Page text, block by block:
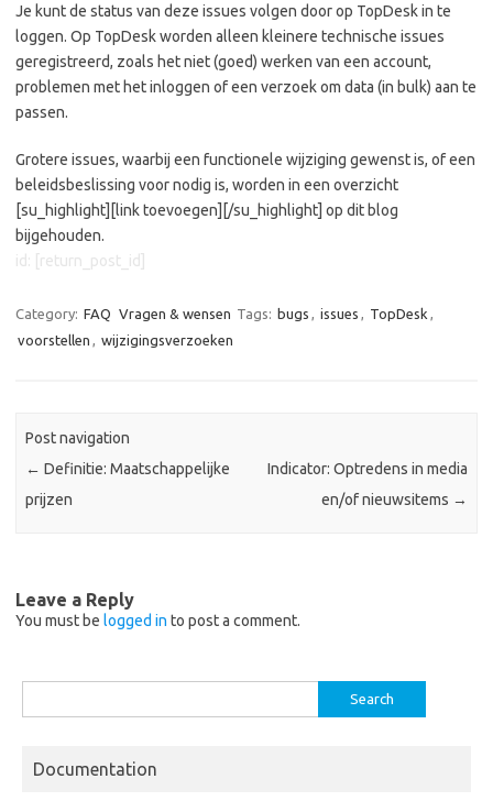
Je kunt de status van deze issues volgen door op TopDesk in te
loggen. Op TopDesk worden alleen kleinere technische issues
geregistreerd, zoals het niet (goed) werken van een account,
problemen met het inloggen of een verzoek om data (in bulk) aan te
passen.
Grotere issues, waarbij een functionele wijziging gewenst is, of een
beleidsbeslissing voor nodig is, worden in een overzicht
[su_highlight][link toevoegen][/su_highlight] op dit blog
bijgehouden.
id: [return_post_id]
Category: FAQ Vragen & wensen Tags: bugs , issues , TopDesk ,
voorstellen , wijzigingsverzoeken
Post navigation
← Definitie: Maatschappelijke
prijzen
Indicator: Optredens in media
en/of nieuwsitems →
Leave a Reply
You must be logged in to post a comment.
for:
Documentation